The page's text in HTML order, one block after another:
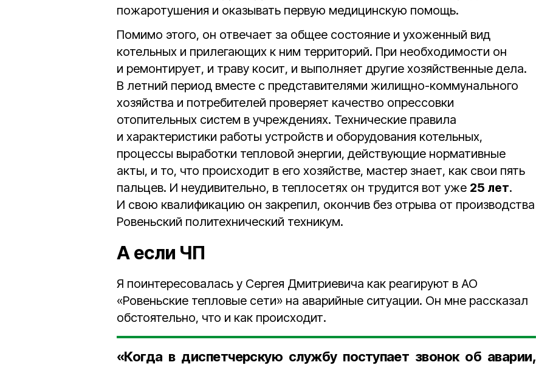
пожаротушения и оказывать первую медицинскую помощь.
Помимо этого, он отвечает за общее состояние и ухоженный вид
котельных и прилегающих к ним территорий. При необходимости он
и ремонтирует, и траву косит, и выполняет другие хозяйственные дела.
В летний период вместе с представителями жилищно-коммунального
хозяйства и потребителей проверяет качество опрессовки
отопительных систем в учреждениях. Технические правила
и характеристики работы устройств и оборудования котельных,
процессы выработки тепловой энергии, действующие нормативные
акты, и то, что происходит в его хозяйстве, мастер знает, как свои пять
пальцев. И неудивительно, в теплосетях он трудится вот уже 25 лет.
И свою квалификацию он закрепил, окончив без отрыва от производства
Ровеньский политехнический техникум.
А если ЧП
Я поинтересовалась у Сергея Дмитриевича как реагируют в АО
«Ровеньские тепловые сети» на аварийные ситуации. Он мне рассказал
обстоятельно, что и как происходит.
«Когда в диспетчерскую службу поступает звонок об аварии,